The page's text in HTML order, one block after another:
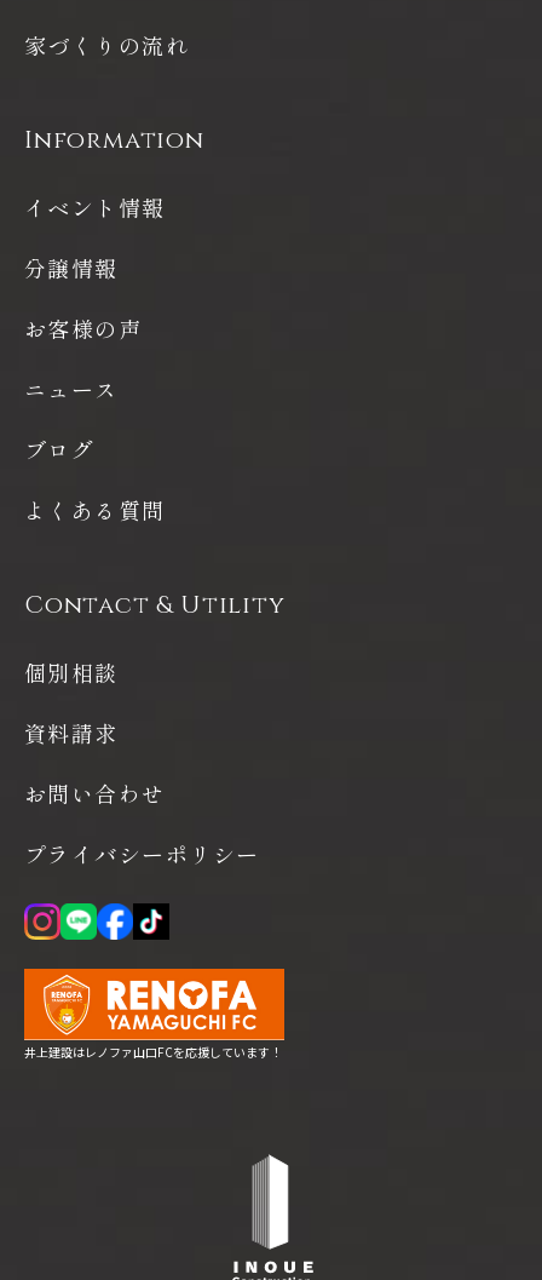
家づくりの流れ
Information
イベント情報
分譲情報
お客様の声
ニュース
ブログ
よくある質問
Contact & Utility
個別相談
資料請求
お問い合わせ
プライバシーポリシー
井上建設はレノファ山口FCを応援しています！